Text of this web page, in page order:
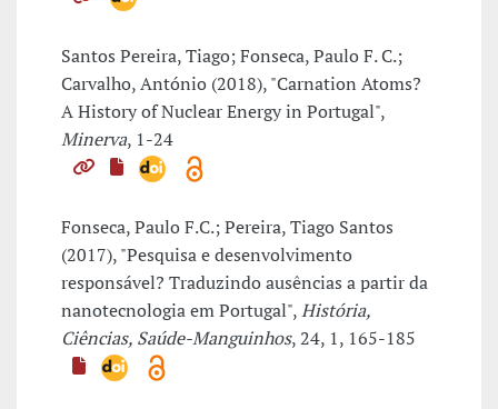
Santos Pereira, Tiago; Fonseca, Paulo F. C.;
Carvalho, António (2018), "Carnation Atoms?
A History of Nuclear Energy in Portugal",
Minerva, 1-24
Fonseca, Paulo F.C.; Pereira, Tiago Santos
(2017), "Pesquisa e desenvolvimento
responsável? Traduzindo ausências a partir da
nanotecnologia em Portugal",História,
Ciências, Saúde-Manguinhos, 24, 1, 165-185